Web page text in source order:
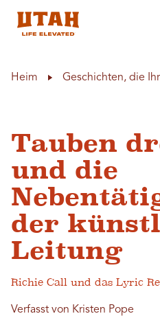
Heim Geschichten, die
Tauben
und die
der
Leitung
Richie Call und das Lyric
Verfasst von Kristen Pope